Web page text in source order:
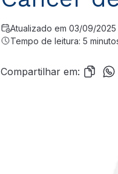
Atualizado em 03/09/2025
Tempo de leitura: 5
Compartilhar em: